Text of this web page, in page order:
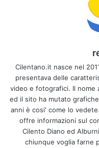
Cilentano.it nasce nel
presentava delle
video e fotografici. Il nome
ed il sito ha mutato
anni è cosi' come lo
offre informazioni sul
Cilento Diano ed
chiunque voglia farne